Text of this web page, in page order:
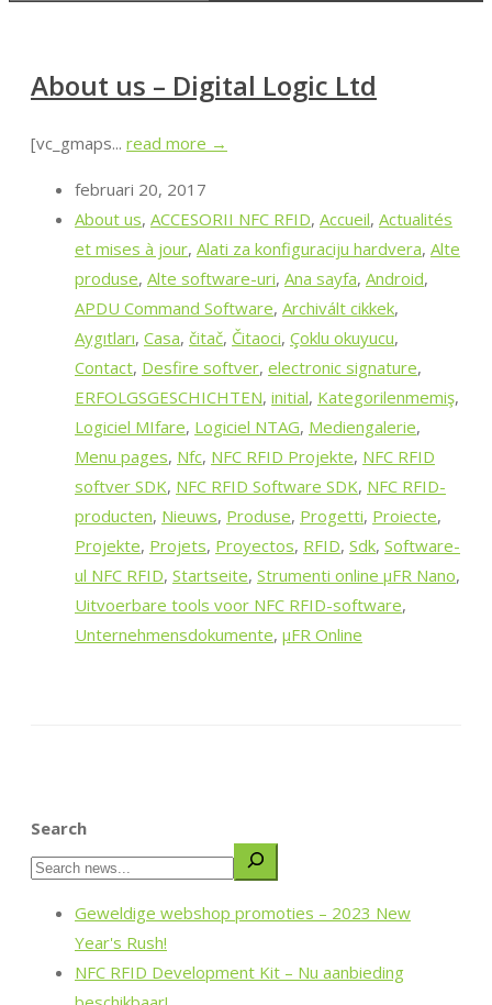
About us – Digital Logic Ltd
[vc_gmaps... read more →
februari 20, 2017
About us, ACCESORII NFC RFID, Accueil, Actualités
et mises à jour, Alati za konfiguraciju hardvera, Alte
produse, Alte software-uri, Ana sayfa, Android,
APDU Command Software, Archivált cikkek,
Aygıtları, Casa, čitač, Čitaoci, Çoklu okuyucu,
Contact, Desfire softver, electronic signature,
ERFOLGSGESCHICHTEN, initial, Kategorilenmemiş,
Logiciel MIfare, Logiciel NTAG, Mediengalerie,
Menu pages, Nfc, NFC RFID Projekte, NFC RFID
softver SDK, NFC RFID Software SDK, NFC RFID-
producten, Nieuws, Produse, Progetti, Proiecte,
Projekte, Projets, Proyectos, RFID, Sdk, Software-
ul NFC RFID, Startseite, Strumenti online μFR Nano,
Uitvoerbare tools voor NFC RFID-software,
Unternehmensdokumente, µFR Online
Search
Geweldige webshop promoties – 2023 New
Year's Rush!
NFC RFID Development Kit – Nu aanbieding